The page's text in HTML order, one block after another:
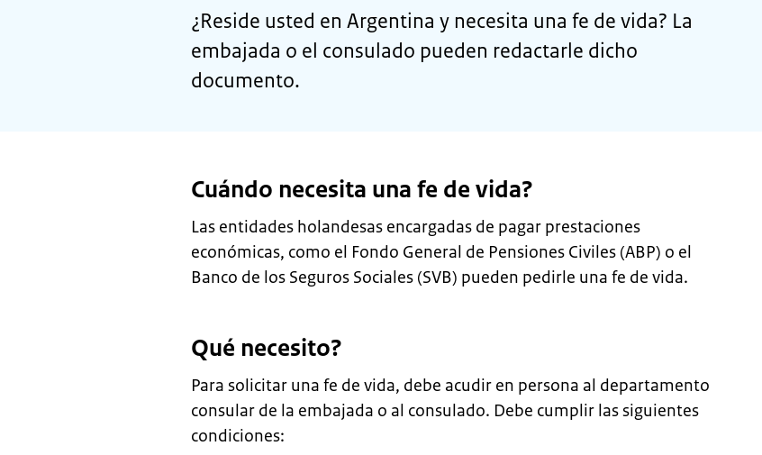
¿Reside usted en Argentina y necesita una fe de vida? La
embajada o el consulado pueden redactarle dicho
documento.
Cuándo necesita una fe de vida?
Las entidades holandesas encargadas de pagar prestaciones
económicas, como el Fondo General de Pensiones Civiles (ABP) o el
Banco de los Seguros Sociales (SVB) pueden pedirle una fe de vida.
Qué necesito?
Para solicitar una fe de vida, debe acudir en persona al departamento
consular de la embajada o al consulado. Debe cumplir las siguientes
condiciones: